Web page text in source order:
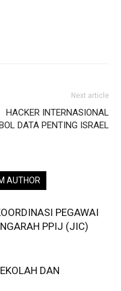
Next article
HACKER INTERNASIONAL
DATA PENTING ISRAEL
AUTHOR
PEGAWAI
PPIJ (JIC)
DAN